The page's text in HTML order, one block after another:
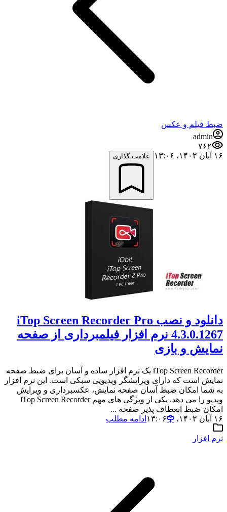
ضبط فيلم و عكس
admin
۷۶۲
۱۶ آبان ۱۴۰۲،‏ ۱۳:۰۶
علامت گذاری
دانلود و نصب iTop Screen Recorder Pro
4.3.0.1267 نرم افزار فیلمبرداری از صفحه
نمایش و بازی
iTop Screen Recorder یک نرم افزار ساده و آسان برای ضبط صفحه
نمایش است که دارای ویرایشگر ویدیویی سبکی است. این نرم افزار
به شما امکان ضبط آسان صفحه نمایش، عکسبرداری و ویرایش
ویدیو را می دهد. یکی از ویژگی های مهم iTop Screen Recorder
امکان ضبط انعطاف پذیر صفحه ...
۱۶ آبان ۱۴۰۲،‏ ۱۳:۰۶
ادامه مطلب
نرم افزار